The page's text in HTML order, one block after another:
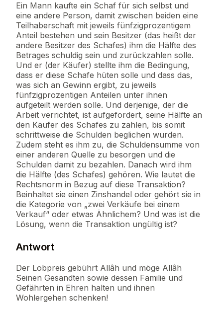
Ein Mann kaufte ein Schaf für sich selbst und
eine andere Person, damit zwischen beiden eine
Teilhaberschaft mit jeweils fünfzigprozentigem
Anteil bestehen und sein Besitzer (das heißt der
andere Besitzer des Schafes) ihm die Hälfte des
Betrages schuldig sein und zurückzahlen solle.
Und er (der Käufer) stellte ihm die Bedingung,
dass er diese Schafe hüten solle und dass das,
was sich an Gewinn ergibt, zu jeweils
fünfzigprozentigen Anteilen unter ihnen
aufgeteilt werden solle. Und derjenige, der die
Arbeit verrichtet, ist aufgefordert, seine Hälfte an
den Käufer des Schafes zu zahlen, bis somit
schrittweise die Schulden beglichen wurden.
Zudem steht es ihm zu, die Schuldensumme von
einer anderen Quelle zu besorgen und die
Schulden damit zu bezahlen. Danach wird ihm
die Hälfte (des Schafes) gehören. Wie lautet die
Rechtsnorm in Bezug auf diese Transaktion?
Beinhaltet sie einen Zinshandel oder gehört sie in
die Kategorie von „zwei Verkäufe bei einem
Verkauf“ oder etwas Ähnlichem? Und was ist die
Lösung, wenn die Transaktion ungültig ist?
Antwort
Der Lobpreis gebührt Allâh und möge Allâh
Seinen Gesandten sowie dessen Familie und
Gefährten in Ehren halten und ihnen
Wohlergehen schenken!